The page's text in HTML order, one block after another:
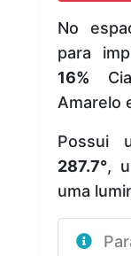
No
para
16%
Amarelo
Possui
287.7°,
uma